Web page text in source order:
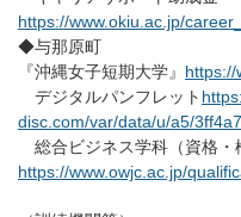
https://www.okiu.ac.jp/
◆与那原町
『沖縄女子短期大学』 https://
デジタルパンフレット
disc.com/var/data/u/a5/
総合ビジネス学科（資格・
https://www.owjc.ac.jp/